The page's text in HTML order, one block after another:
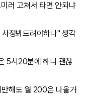
러 고쳐서 타면 안되냐
정봐드려야하나" 생각
5시20분에 하니 괜찮
해도 월 200은 나올거